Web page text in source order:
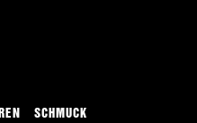
SCHMUCK